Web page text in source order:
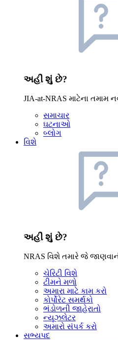
અહીં શું છે?
JIA-at-NRAS માટેના
સમાચાર
ઘટનાઓ
બ્લોગ
વિશે
અહીં શું છે?
NRAS વિશે તમારે જે
ચેરિટી વિશે
ટીમને મળો
અમારા માટે કામ કરો
કોર્પોરેટ સમર્થકો
ભંડોળની જાહેરાતો
ન્યૂઝલેટર
અમારો સંપર્ક કરો
સભ્યપદ